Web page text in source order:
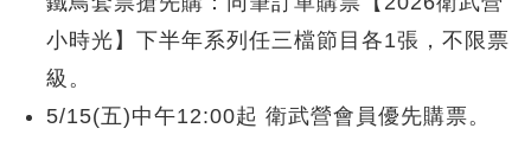
小時光】下半年系列任三檔節目各1張，不限票
級。
5/15(五)中午12:00起 衛武營會員優先購票。